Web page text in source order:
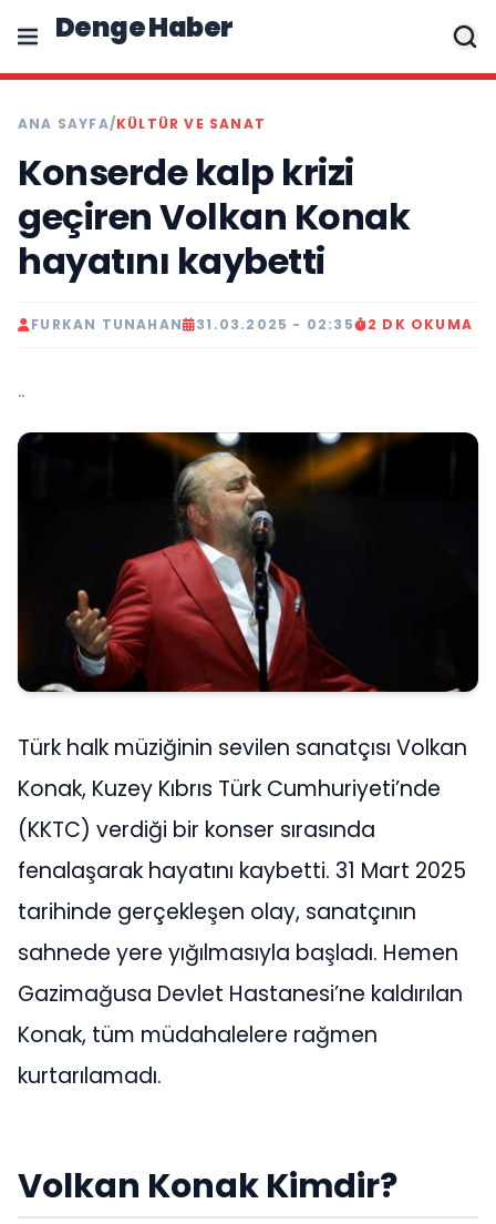
Denge Haber
ANA SAYFA/KÜLTÜR VE SANAT
Konserde kalp krizi
geçiren Volkan Konak
hayatını kaybetti
FURKAN TUNAHAN 31.03.2025 - 02:35 2 DK OKUMA
..
Türk halk müziğinin sevilen sanatçısı Volkan
Konak, Kuzey Kıbrıs Türk Cumhuriyeti’nde
(KKTC) verdiği bir konser sırasında
fenalaşarak hayatını kaybetti. 31 Mart 2025
tarihinde gerçekleşen olay, sanatçının
sahnede yere yığılmasıyla başladı. Hemen
Gazimağusa Devlet Hastanesi’ne kaldırılan
Konak, tüm müdahalelere rağmen
kurtarılamadı.
Volkan Konak Kimdir?